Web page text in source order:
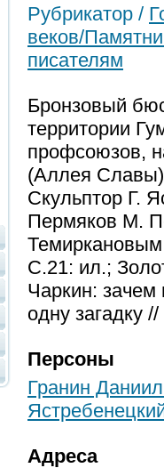
Рубрикатор /
веков/
писателям
Бронзовый
территории
профсоюзов,
(Аллея
Скульптор Г.
Пермяков М.
Темиркановым
С.21: ил.;
Чаркин: зачем
одну загадку
Персоны
Гранин
Адреса